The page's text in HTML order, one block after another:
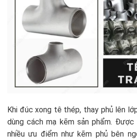
Khi đúc xong tê thép, thay phủ lên
dùng cách mạ kẽm sản phẩm.
nhiều ưu điểm như kẽm phủ bên